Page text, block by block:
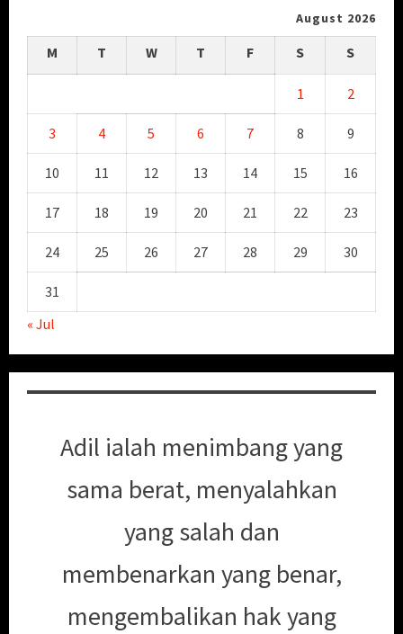
August 2026
M T W T F S S
1 2
3 4 5 6 7 8 9
10 11 12 13 14 15 16
17 18 19 20 21 22 23
24 25 26 27 28 29 30
31
« Jul
Adil ialah menimbang yang
sama berat, menyalahkan
yang salah dan
membenarkan yang benar,
mengembalikan hak yang